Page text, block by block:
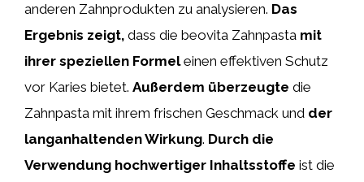
anderen Zahnprodukten zu analysieren. Das
Ergebnis zeigt, dass die beovita Zahnpasta mit
ihrer speziellen Formeleinen effektiven Schutz
vor Karies bietet. Außerdem überzeugte die
Zahnpasta mit ihrem frischen Geschmack und der
langanhaltenden Wirkung. Durch die
Verwendung hochwertiger Inhaltsstoffe ist die